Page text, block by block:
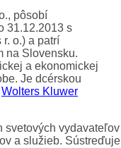
pôsobí
31.12.2013 s
o.) a patrí
na Slovensku.
a ekonomickej
Je dcérskou
Wolters Kluwer
svetových vydavateľov
a služieb. Sústreďuje